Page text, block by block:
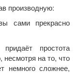
производную:
сами прекрасно
простота
на то, что
немного сложнее,